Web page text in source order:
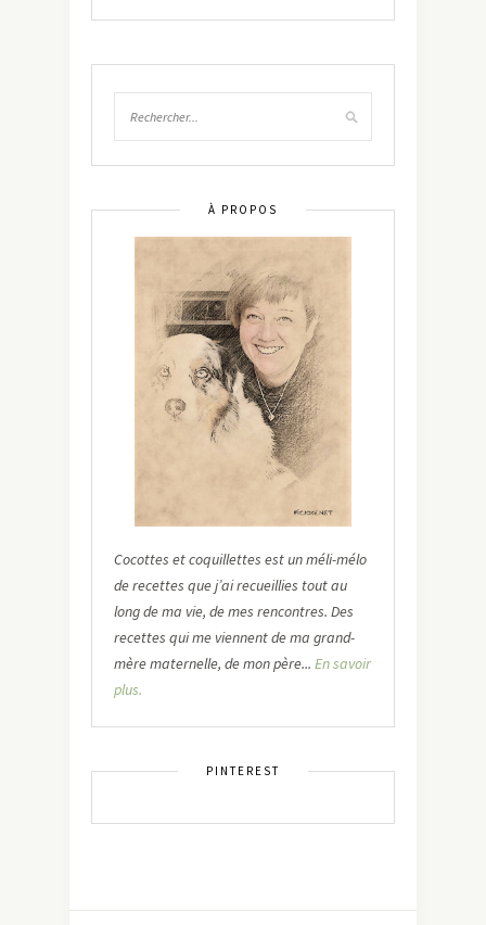
À PROPOS
Cocottes et coquillettes est un méli-mélo
de recettes que j’ai recueillies tout au
long de ma vie, de mes rencontres. Des
recettes qui me viennent de ma grand-
mère maternelle, de mon père... En savoir
plus.
PINTEREST